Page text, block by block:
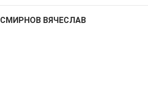
СМИРНОВ ВЯЧЕСЛАВ